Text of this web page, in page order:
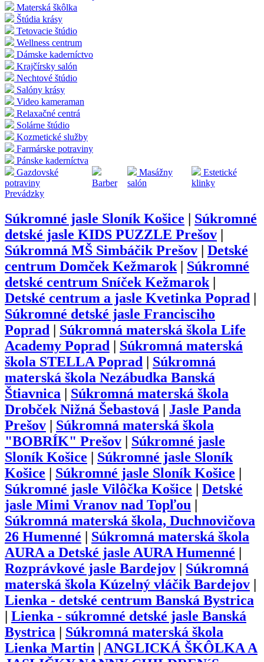
Materská škôlka
Štúdia krásy
Tetovacie štúdio
Wellness centrum
Dámske kaderníctvo
Krajčírsky salón
Nechtové štúdio
Salóny krásy
Video kameraman
Relaxačné centrá
Solárne štúdio
Kozmetické služby
Farmárske potraviny
Pánske kaderníctva
Gazdovské
potraviny
Barber
Masážny
salón
Estetické
klinky
Prevádzky
Súkromné jasle Sloník Košice
Súkromné
detské jasle KIDS PUZZLE Prešov
Súkromná MŠ Simbáčik Prešov
Detské
centrum Domček Kežmarok| Súkromné
detské centrum Sníček Kežmarok|
Detské centrum a jasle Kvetinka Poprad
Súkromné detské jasle Francisciho
Poprad
Súkromná materská škola Life
Academy Poprad
Súkromná materská
škola STELLA Poprad
Súkromná
materská škola Nezábudka Banská
Štiavnica
Súkromná materská škola
Drobček Nižná Šebastová
Jasle Panda
Prešov
Súkromná materská škola
"BOBRÍK" Prešov
Súkromné jasle
Sloník Košice
Súkromné jasle Sloník
Košice
Súkromné jasle Sloník Košice
Súkromné jasle Vilôčka Košice
Detské
jasle Mimi Vranov nad Topľou
Súkromná materská škola, Duchnovičova
26 Humenné
Súkromná materská škola
AURA a Detské jasle AURA Humenné
Rozprávkové jasle Bardejov
Súkromná
materská škola Kúzelný vláčik Bardejov
Lienka - detské centrum Banská Bystrica
Lienka - súkromné detské jasle Banská
Bystrica
Súkromná materská škola
Lienka Martin
ANGLICKÁ ŠKÔLKA A